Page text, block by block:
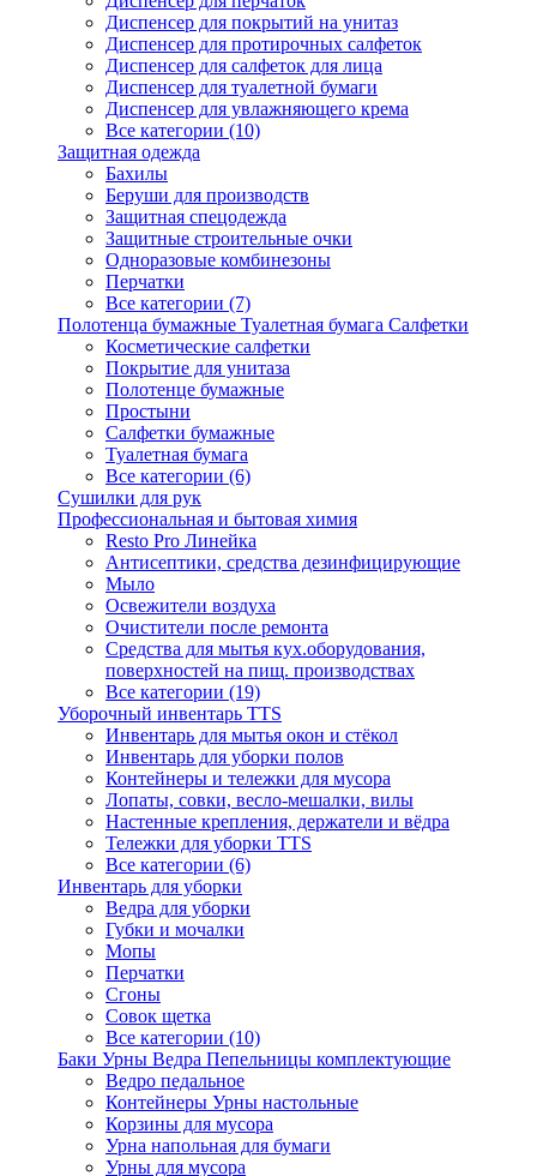
Диспенсер для покрытий на унитаз
Диспенсер для протирочных салфеток
Диспенсер для салфеток для лица
Диспенсер для туалетной бумаги
Диспенсер для увлажняющего крема
Все категории (10)
Защитная одежда
Бахилы
Беруши для производств
Защитная спецодежда
Защитные строительные очки
Одноразовые комбинезоны
Перчатки
Все категории (7)
Полотенца бумажные Туалетная бумага Салфетки
Косметические салфетки
Покрытие для унитаза
Полотенце бумажные
Простыни
Салфетки бумажные
Туалетная бумага
Все категории (6)
Сушилки для рук
Профессиональная и бытовая химия
Resto Pro Линейка
Антисептики, средства дезинфицирующие
Мыло
Освежители воздуха
Очистители после ремонта
Средства для мытья кух.оборудования,
поверхностей на пищ. производствах
Все категории (19)
Уборочный инвентарь TTS
Инвентарь для мытья окон и стёкол
Инвентарь для уборки полов
Контейнеры и тележки для мусора
Лопаты, совки, весло-мешалки, вилы
Настенные крепления, держатели и вёдра
Тележки для уборки TTS
Все категории (6)
Инвентарь для уборки
Ведра для уборки
Губки и мочалки
Мопы
Перчатки
Сгоны
Совок щетка
Все категории (10)
Баки Урны Ведра Пепельницы комплектующие
Ведро педальное
Контейнеры Урны настольные
Корзины для мусора
Урна напольная для бумаги
Урны для мусора